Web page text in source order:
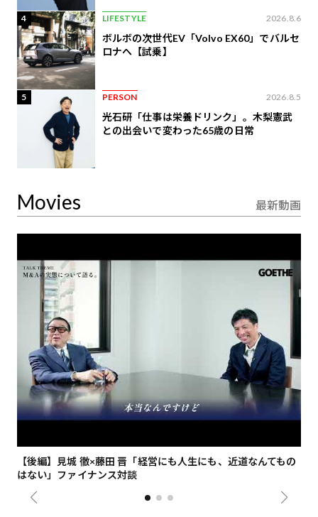
4 LIFESTYLE 2026.8.6
ボルボの次世代EV「Volvo EX60」でバルセ
ロナへ【試乗】
5 PERSON 2026.8.5
光石研「仕事は栄養ドリンク」。木梨憲武
との出会いで変わった65歳の日常
Movies 最新動画
【後編】見城 徹×藤田 晋「経営にも人生にも、近道なんてもの
はない」ファイナンス対談